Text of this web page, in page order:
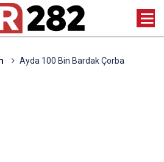
Ayda 100 Bin Bardak Çorba